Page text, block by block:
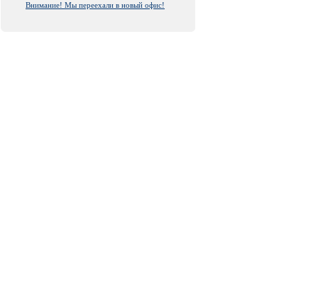
Внимание! Мы переехали в новый офис!